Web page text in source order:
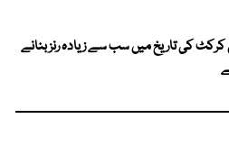
کرکٹ کی تاریخ میں سب سے زیادہ رنز بنانے